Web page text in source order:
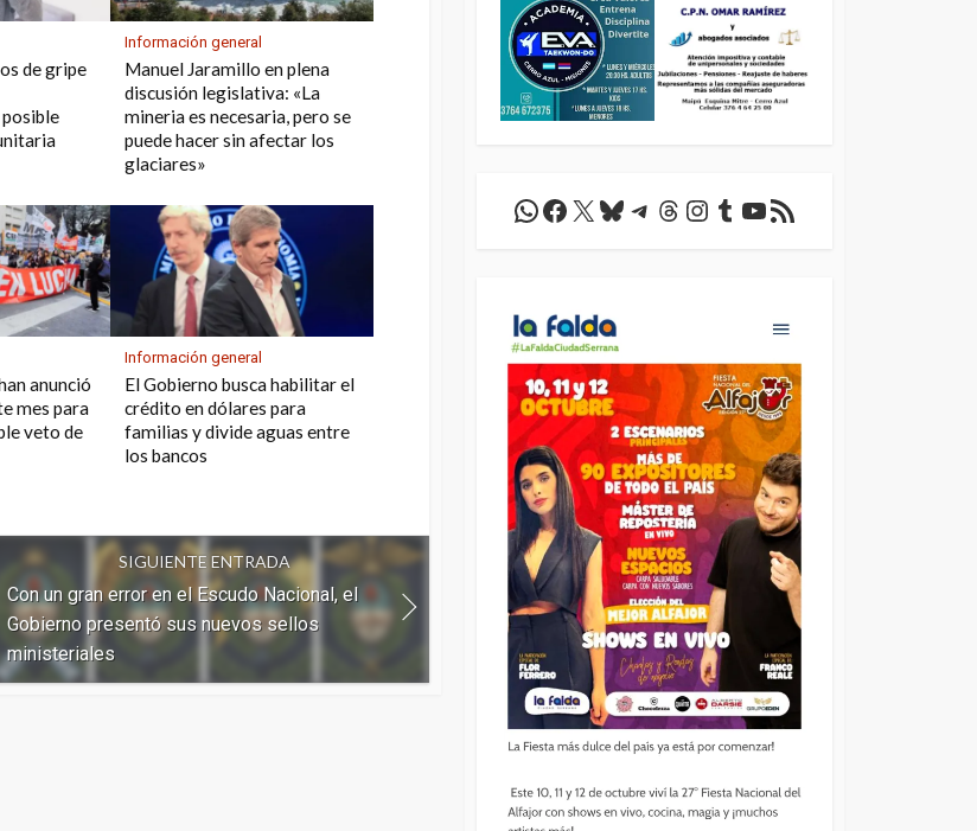
de gripe
Información general
Manuel Jaramillo en plena
discusión legislativa: «La
mineria es necesaria, pero se
puede hacer sin afectar los
glaciares»
anunció
mes para
veto de
Información general
El Gobierno busca habilitar el
crédito en dólares para
familias y divide aguas entre
los bancos
SIGUIENTE ENTRADA
Con un gran error en el Escudo Nacional, el
Gobierno presentó sus nuevos sellos
ministeriales
WhatsApp
Facebook
X Bluesky
Telegram
Threads
Instagram
Tumblr
YouTube
Feed RSS